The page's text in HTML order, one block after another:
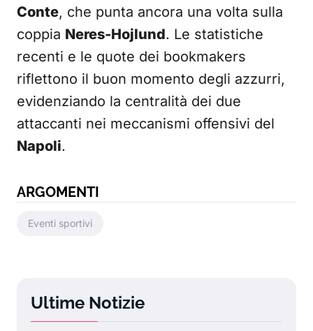
Conte, che punta ancora una volta sulla
coppia Neres-Hojlund. Le statistiche
recenti e le quote dei bookmakers
riflettono il buon momento degli azzurri,
evidenziando la centralità dei due
attaccanti nei meccanismi offensivi del
Napoli.
ARGOMENTI
Eventi sportivi
Ultime Notizie